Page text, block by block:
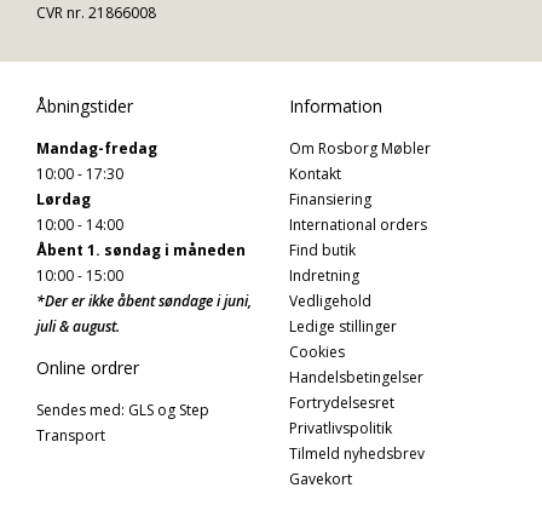
CVR nr. 21866008
Åbningstider
Mandag-fredag
10:00 - 17:30
Lørdag
10:00 - 14:00
Åbent 1. søndag i måneden
10:00 - 15:00
*Der er ikke åbent søndage i juni,
juli & august.
Online ordrer
Sendes med: GLS og Step
Transport
Information
Om Rosborg Møbler
Kontakt
Finansiering
International orders
Find butik
Indretning
Vedligehold
Ledige stillinger
Cookies
Handelsbetingelser
Fortrydelsesret
Privatlivspolitik
Tilmeld nyhedsbrev
Gavekort